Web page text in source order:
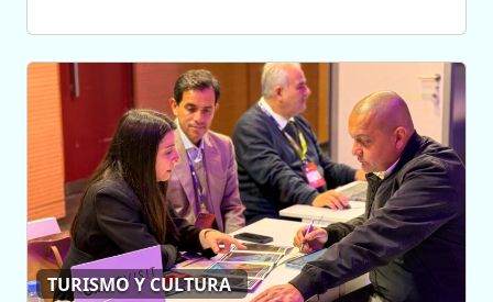
TURISMO Y CULTURA